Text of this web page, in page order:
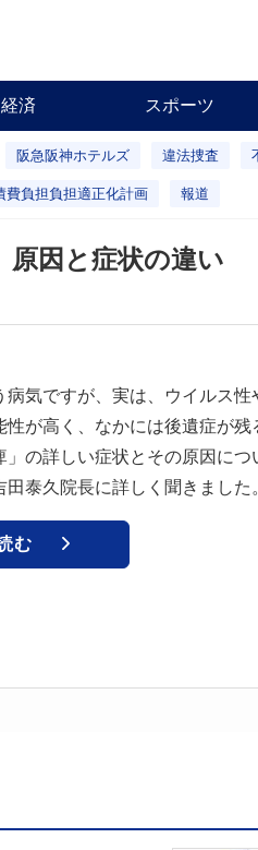
経済 スポーツ
阪急阪神ホテルズ 違法捜査
費負担負担適正化計画 報道
原因と症状の違い
気ですが、実は、ウイルス性
が高く、なかには後遺症が残
の詳しい症状とその原因につ
泰久院長に詳しく聞きました
む